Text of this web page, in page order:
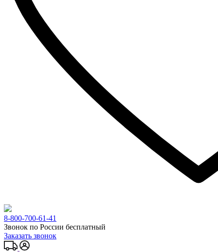
8-800-700-61-41
Звонок по России бесплатный
Заказать звонок